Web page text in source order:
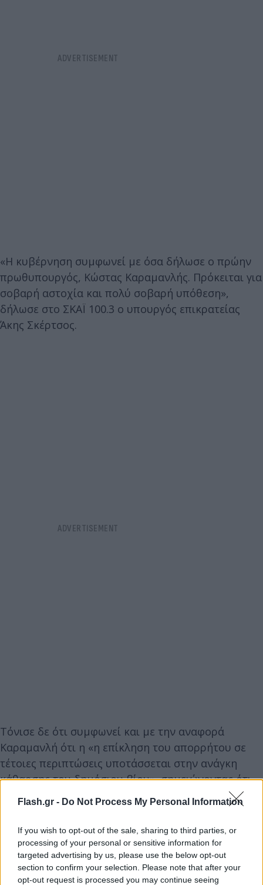
Flash.gr - Do Not Process My Personal Information
If you wish to opt-out of the sale, sharing to third parties, or
processing of your personal or sensitive information for
targeted advertising by us, please use the below opt-out
section to confirm your selection. Please note that after your
opt-out request is processed you may continue seeing
«Η κυβέρνηση συμφωνεί με όσα δήλωσε ο πρώην
πρωθυπουργός, Κώστας Καραμανλής. Πρόκειται για
σοβαρή αστοχία και πολύ σοβαρή υπόθεση»,
δήλωσε στο ΣΚΑΪ 100.3 ο υπουργός επικρατείας
Άκης Σκέρτσος.
Τόνισε δε ότι συμφωνεί και με την αναφορά
Καραμανλή ότι η «η επίκληση του απορρήτου σε
τέτοιες περιπτώσεις υποτάσσεται στην ανάγκη
κάθαρσης του δημόσιου βίου», σημειώνοντας ότι
αυτό έκανε και η κυβέρνηση ζητώντας από τον
Νίκο Ανδρουλάκη να ενημερωθεί από τον διοικητή
της ΕΥΠ. Εξήγησε ότι αυτό δεν προβλέπεται απο τη
διαδικασία, αλλά το ζήτησε κατ' εξαίρεση λόγω της
σοβαρότητας του ζητήματος, χωρίς όμως αυτό να
σημαίνει ότι η υπόθεση πρέπει να γίνει σουρωτήρι.